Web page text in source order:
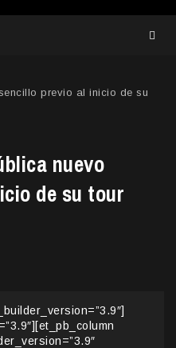
previo al inicio de su
nuevo
de su tour